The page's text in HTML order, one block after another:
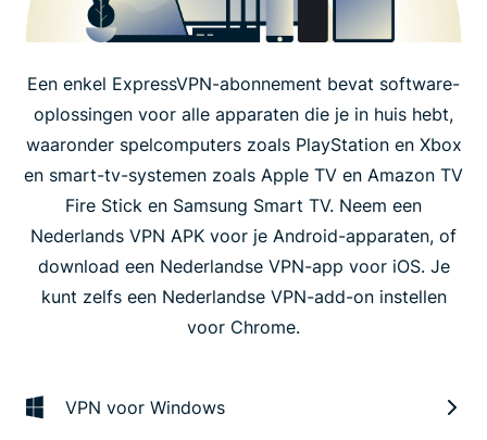
Een enkel ExpressVPN-abonnement bevat software-
oplossingen voor alle apparaten die je in huis hebt,
waaronder spelcomputers zoals PlayStation en Xbox
en smart-tv-systemen zoals Apple TV en Amazon TV
Fire Stick en Samsung Smart TV. Neem een
Nederlands VPN APK voor je Android-apparaten, of
download een Nederlandse VPN-app voor iOS. Je
kunt zelfs een Nederlandse VPN-add-on instellen
voor Chrome.
VPN voor Windows